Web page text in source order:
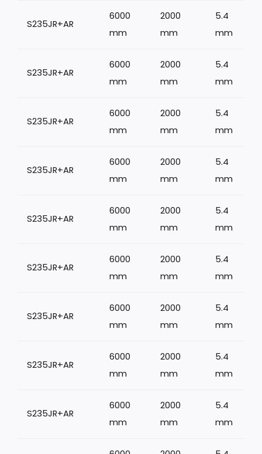
S235JR+AR
6000
mm
2000
mm
5.4
mm
S235JR+AR
6000
mm
2000
mm
5.4
mm
S235JR+AR
6000
mm
2000
mm
5.4
mm
S235JR+AR
6000
mm
2000
mm
5.4
mm
S235JR+AR
6000
mm
2000
mm
5.4
mm
S235JR+AR
6000
mm
2000
mm
5.4
mm
S235JR+AR
6000
mm
2000
mm
5.4
mm
S235JR+AR
6000
mm
2000
mm
5.4
mm
S235JR+AR
6000
mm
2000
mm
5.4
mm